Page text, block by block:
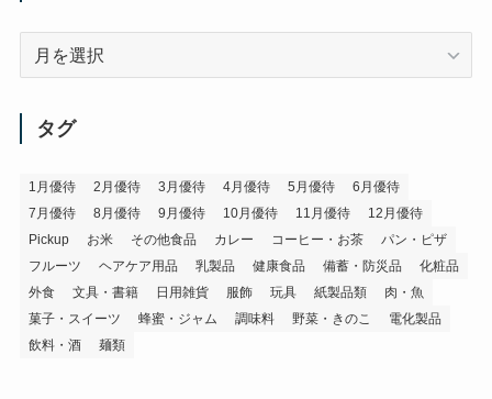
タグ
1月優待 2月優待 3月優待 4月優待 5月優待
6月優待
7月優待
8月優待 9月優待 10月優待 11月優待
12月優待
Pickup
お米 その他食品 カレー コーヒー・お茶
パン・ピザ
フルーツ
ヘアケア用品 乳製品 健康食品 備蓄・防災品
化粧品
外食
文具・書籍 日用雑貨 服飾 玩具 紙製品類
肉・魚
菓子・スイーツ
蜂蜜・ジャム 調味料 野菜・きのこ
電化製品
飲料・酒
麺類